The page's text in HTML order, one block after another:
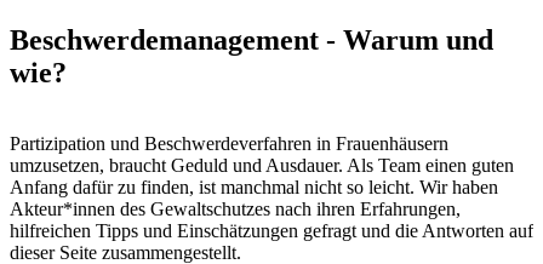
Beschwerdemanagement - Warum und
wie?
Partizipation und Beschwerdeverfahren in Frauenhäusern
umzusetzen, braucht Geduld und Ausdauer. Als Team einen guten
Anfang dafür zu finden, ist manchmal nicht so leicht. Wir haben
Akteur*innen des Gewaltschutzes nach ihren Erfahrungen,
hilfreichen Tipps und Einschätzungen gefragt und die Antworten auf
dieser Seite zusammengestellt.